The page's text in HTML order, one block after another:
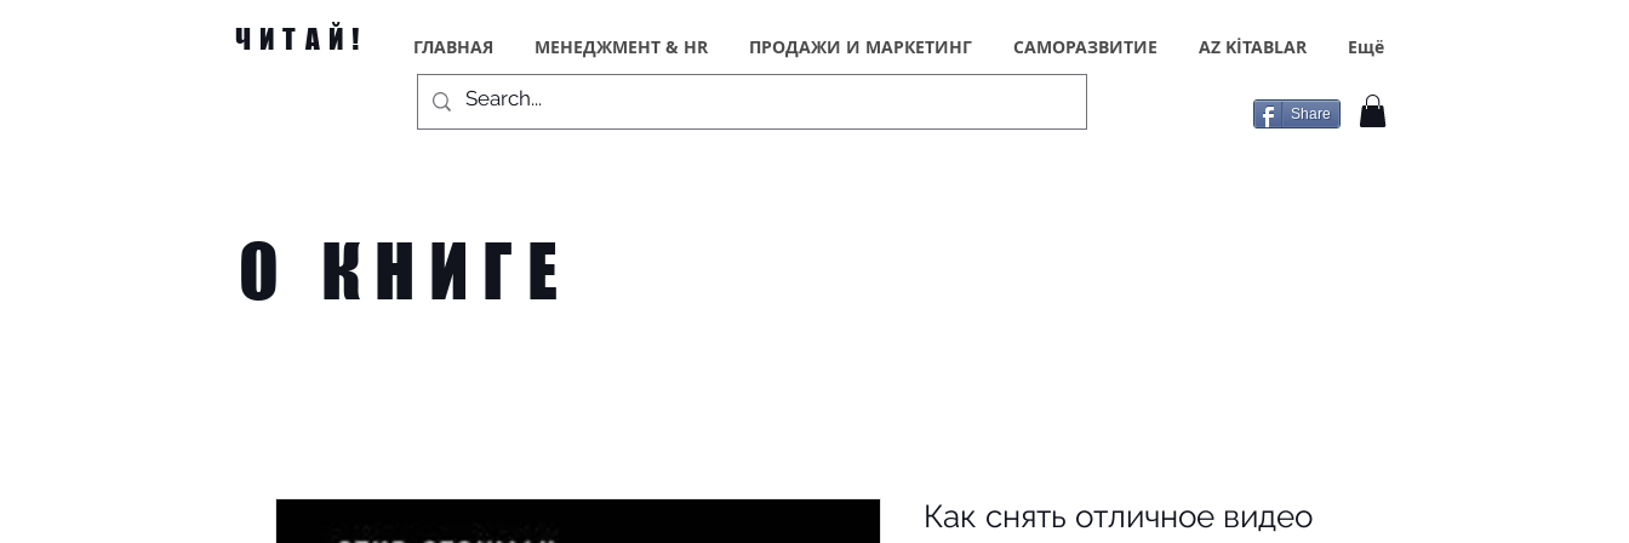
ЧИТАЙ! ГЛАВНАЯ МЕНЕДЖМЕНТ & HR ПРОДАЖИ И МАРКЕТИНГ САМОРАЗВИТИЕ AZ KİTABLAR Ещё
Share
О КНИГЕ
Как снять отличное видео